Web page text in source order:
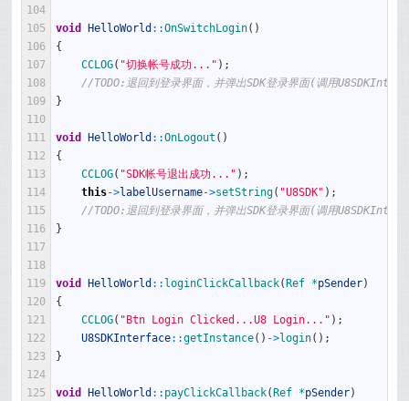
104
105
106
107
108
109
110
111
112
113
114
115
116
117
118
119
120
121
122
123
124
125
void HelloWorld ::OnSwitchLogin( )
{
CCLOG( "切换帐号成功..." ) ;
//TODO:退回到登录界面，并弹出SDK登录界面(调用
}
void HelloWorld ::OnLogout ( )
{
CCLOG( "SDK帐号退出成功..." ) ;
this->labelUsername->setString( "U8SDK" ) ;
//TODO:退回到登录界面，并弹出SDK登录界面(调用
}
void HelloWorld :: loginClickCallback( Ref *pSender)
{
CCLOG( "Btn Login Clicked...U8 Login..." ) ;
U8SDKInterface::getInstance( ) ->login( ) ;
}
void HelloWorld :: payClickCallback( Ref *pSender)